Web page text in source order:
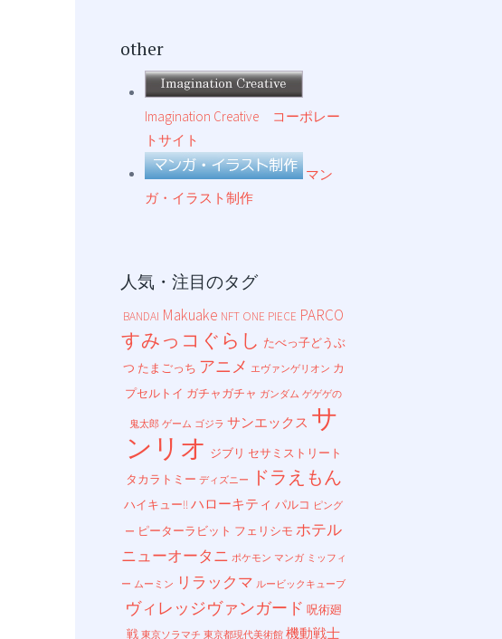
other
Imagination Creative コーポレー
トサイト
マン
ガ・イラスト制作
人気・注目のタグ
BANDAI Makuake NFT ONE PIECE PARCO
すみっコぐらし たべっ子どうぶ
つ たまごっち アニメ エヴァンゲリオン カ
プセルトイ ガチャガチャ ガンダム ゲゲゲの
鬼太郎 ゲーム ゴジラ サンエックス サ
ンリオ ジブリ セサミストリート
タカラトミー ディズニー ドラえもん
ハイキュー!!ハローキティ パルコ ピング
ー ピーターラビット フェリシモ ホテル
ニューオータニ ポケモン マンガ ミッフィ
ー ムーミン リラックマ ルービックキューブ
ヴィレッジヴァンガード 呪術廻
戦 東京ソラマチ 東京都現代美術館 機動戦士